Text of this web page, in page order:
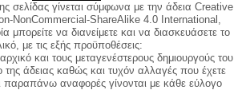
σελίδας γίνεται σύμφωνα με την άδεια Creative
NonCommercial-ShareAlike 4.0 International,
μπορείτε να διανείμετε και να διασκευάσετε το
με τις εξής προϋποθέσεις:
και τους μεταγενέστερους δημιουργούς του
της άδειας καθώς και τυχόν αλλαγές που έχετε
παραπάνω αναφορές γίνονται με κάθε εύλογο